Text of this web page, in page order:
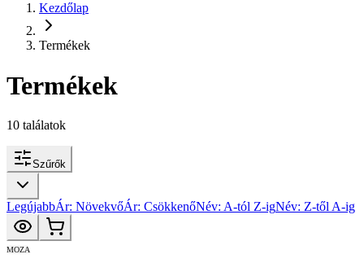
Kezdőlap
Termékek
Termékek
10 találatok
Szűrők
LegújabbÁr: NövekvőÁr: CsökkenőNév: A-tól Z-igNév: Z-től A-ig
MOZA